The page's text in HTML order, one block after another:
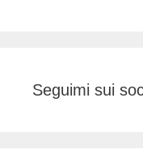
Seguimi sui